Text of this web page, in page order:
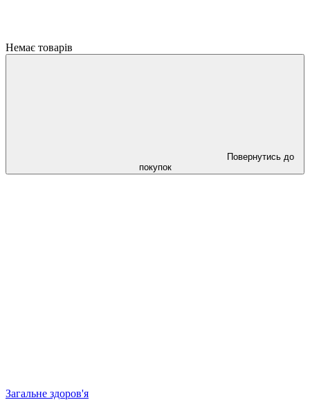
Немає товарів
Повернутись до
покупок
Загальне здоров'я